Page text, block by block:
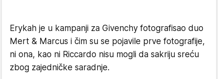
Erykah je u kampanji za Givenchy fotografisao duo
Mert & Marcus i čim su se pojavile prve fotografije,
ni ona, kao ni Riccardo nisu mogli da sakriju sreću
zbog zajedničke saradnje.